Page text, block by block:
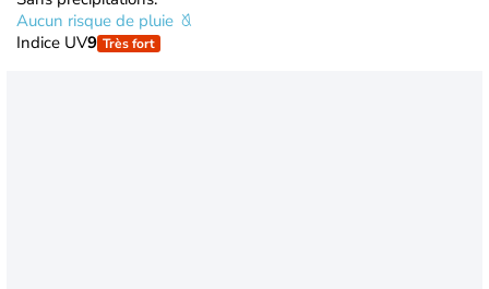
Aucun risque de pluie
Indice UV9 Très fort